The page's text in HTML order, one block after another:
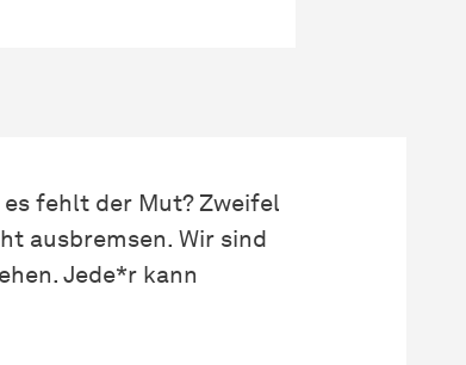
fehlt der Mut? Zweifel
ausbremsen. Wir sind
Jede*r kann